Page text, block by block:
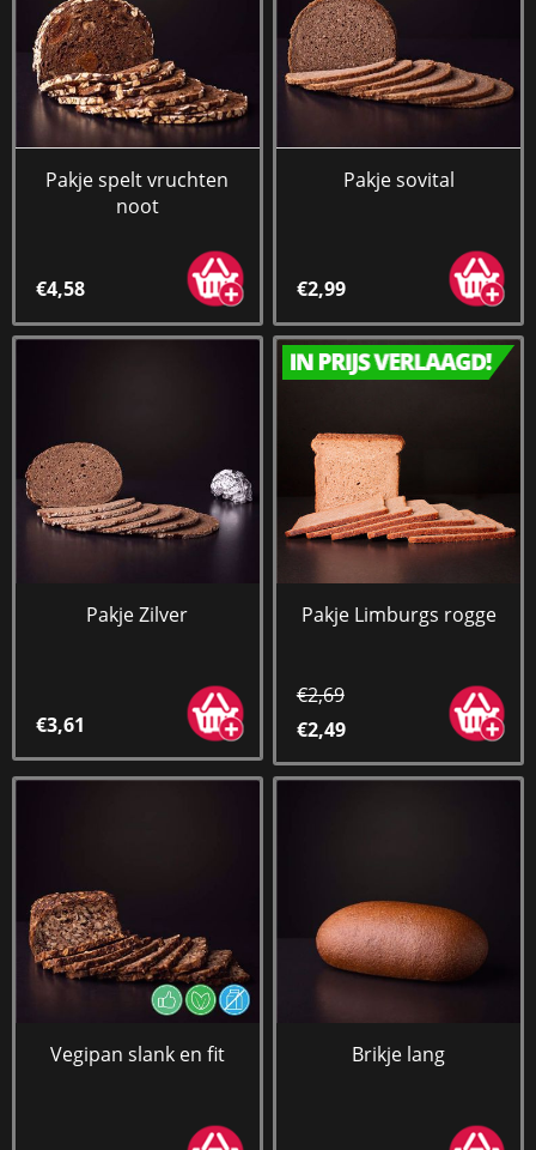
Pakje spelt vruchten
noot
€4,58
Pakje sovital
€2,99
Pakje Zilver
€3,61
Pakje Limburgs rogge
€2,69
€2,49
Vegipan slank en fit Brikje lang